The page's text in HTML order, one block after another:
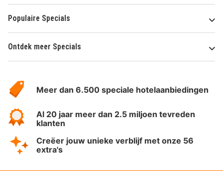
Populaire Specials
Ontdek meer Specials
HotelSpecials
Meer dan 6.500 speciale hotelaanbiedingen
Al 20 jaar meer dan 2.5 miljoen tevreden
klanten
Creëer jouw unieke verblijf met onze 56
extra's